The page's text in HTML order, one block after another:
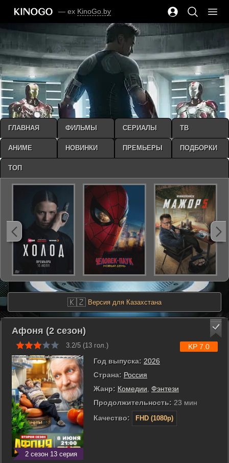
— ex KinoGo.by
🇰🇿 Версия для Казахстана
Афоня (2 сезон)
3.2/5 (13 гол.)
2 сезон 13 серия
Год выпуска: 2026
Страна: Россия
Жанр: Комедии Фэнтези
Продолжительность: 23 мин
Качество:
FHD (1080p)
KP 7.0
ГЛАВНАЯ ФИЛЬМЫ СЕРИАЛЫ ТВ
АНИМЕ НОВИНКИ ПРЕМЬЕРЫ ПОДБОРКИ
ТОП